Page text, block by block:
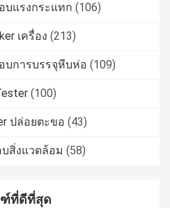
บแรงกระแทก (106)
เครื่อง (213)
บการบรรจุหีบห่อ (109)
(100)
ปล่อยตะขอ (43)
สิ่งแวดล้อม (58)
ที่ดีที่สุด